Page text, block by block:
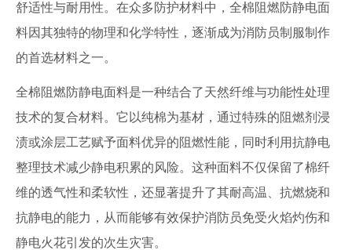
舒适性与耐用性。在众多防护材料中，全棉阻燃防静电面
料因其独特的物理和化学特性，逐渐成为消防员制服制作
的首选材料之一。
全棉阻燃防静电面料是一种结合了天然纤维与功能性处理
技术的复合材料。它以纯棉为基材，通过特殊的阻燃剂浸
渍或涂层工艺赋予面料优异的阻燃性能，同时利用抗静电
整理技术减少静电积累的风险。这种面料不仅保留了棉纤
维的透气性和柔软性，还显著提升了其耐高温、抗燃烧和
抗静电的能力，从而能够有效保护消防员免受火焰灼伤和
静电火花引发的次生灾害。